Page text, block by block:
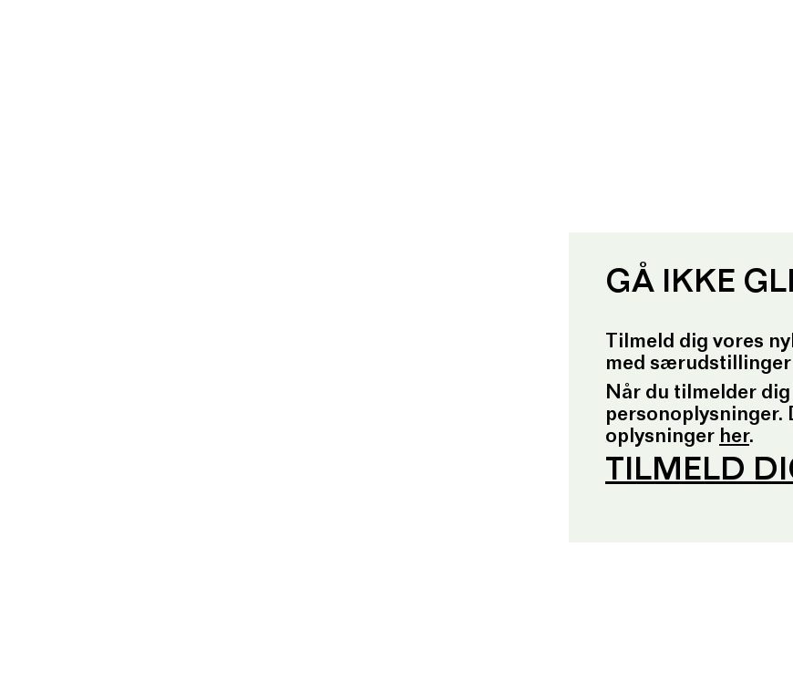
GÅ IKKE
Tilmeld dig vores
med
Når du tilmelder
personoplysninger.
oplysninger her.
TILMELD